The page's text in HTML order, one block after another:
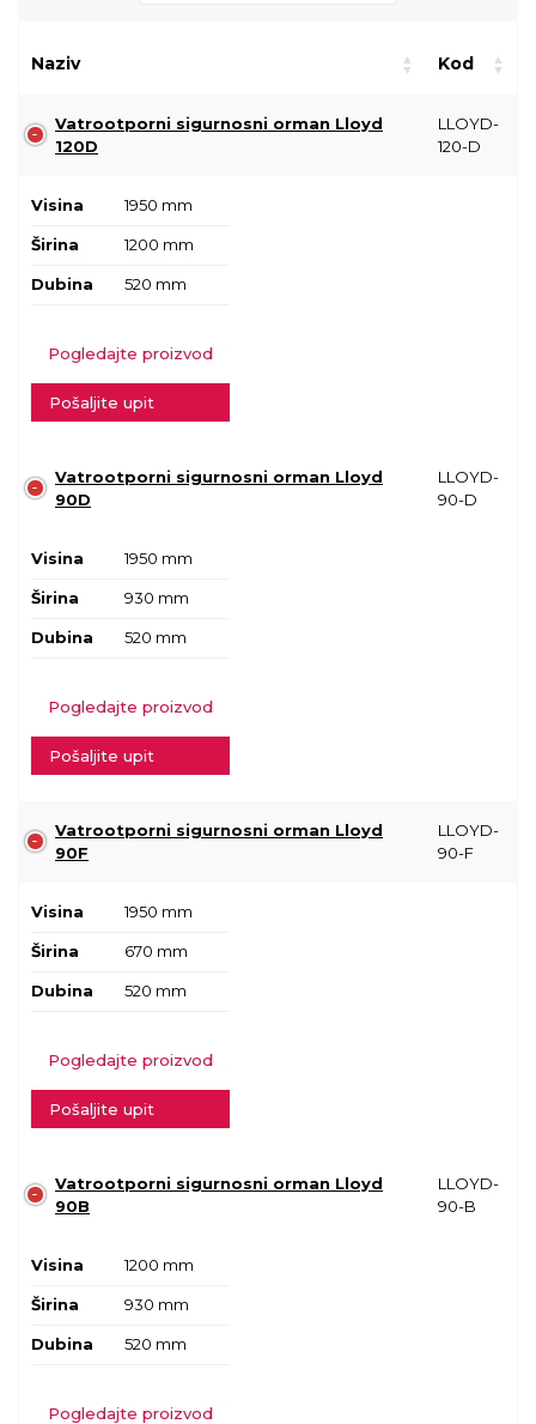
Naziv Kod
Vatrootporni sigurnosni orman Lloyd
120D
LLOYD-
120-D
Visina 1950 mm
Širina 1200 mm
Dubina 520 mm
Pogledajte proizvod
Pošaljite upit
Vatrootporni sigurnosni orman Lloyd
90D
LLOYD-
90-D
Visina 1950 mm
Širina 930 mm
Dubina 520 mm
Pogledajte proizvod
Pošaljite upit
Vatrootporni sigurnosni orman Lloyd
90F
LLOYD-
90-F
Visina 1950 mm
Širina 670 mm
Dubina 520 mm
Pogledajte proizvod
Pošaljite upit
Vatrootporni sigurnosni orman Lloyd
90B
LLOYD-
90-B
Visina 1200 mm
Širina 930 mm
Dubina 520 mm
Pogledajte proizvod